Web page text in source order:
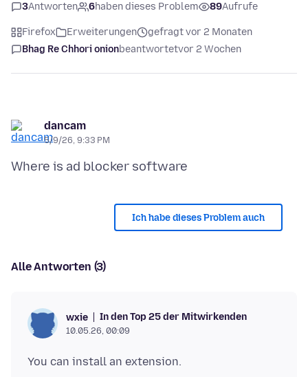
3Antworten 6haben dieses Problem 89Aufrufe
Firefox Erweiterungen
gefragt vor 2 Monaten
Bhag Re Chhori onionbeantwortetvor 2 Wochen
dancam
5/9/26, 9:33 PM
Ich habe dieses Problem auch
Alle Antworten (3)
wxie In den Top 25 der Mitwirkenden
10.05.26, 00:09